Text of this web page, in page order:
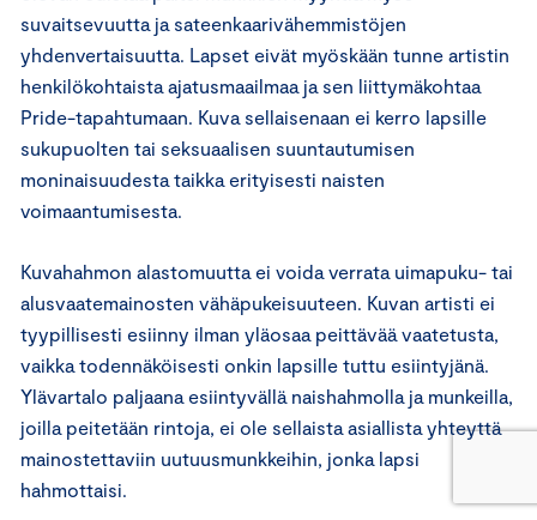
suvaitsevuutta ja sateenkaarivähemmistöjen
yhdenvertaisuutta. Lapset eivät myöskään tunne artistin
henkilökohtaista ajatusmaailmaa ja sen liittymäkohtaa
Pride-tapahtumaan. Kuva sellaisenaan ei kerro lapsille
sukupuolten tai seksuaalisen suuntautumisen
moninaisuudesta taikka erityisesti naisten
voimaantumisesta.
Kuvahahmon alastomuutta ei voida verrata uimapuku- tai
alusvaatemainosten vähäpukeisuuteen. Kuvan artisti ei
tyypillisesti esiinny ilman yläosaa peittävää vaatetusta,
vaikka todennäköisesti onkin lapsille tuttu esiintyjänä.
Ylävartalo paljaana esiintyvällä naishahmolla ja munkeilla,
joilla peitetään rintoja, ei ole sellaista asiallista yhteyttä
mainostettaviin uutuusmunkkeihin, jonka lapsi
hahmottaisi.